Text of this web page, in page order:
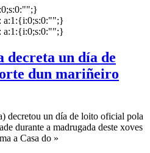
a:1:{i:0;s:0:"";}
a:1:{i:0;s:0:"";}
decreta un día de
dun mariñeiro
decretou un día de loito oficial pola
durante a madrugada deste xoves
a Casa do »